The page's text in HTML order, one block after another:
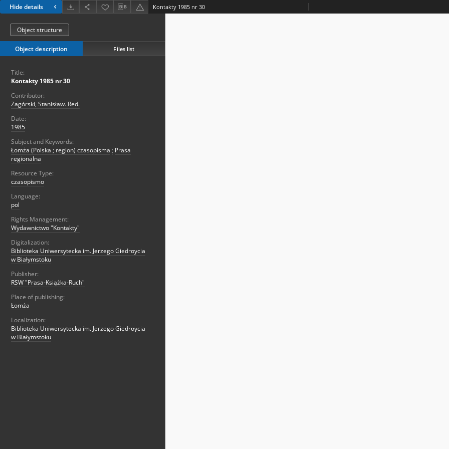
Hide details Kontakty 1985 nr 30
Object structure
Object description Files list
Title:
Kontakty 1985 nr 30
Contributor:
Zagórski, Stanisław. Red.
Date:
1985
Subject and Keywords:
Łomża (Polska ; region) czasopisma ; Prasa
regionalna
Resource Type:
czasopismo
Language:
pol
Rights Management:
Wydawnictwo "Kontakty"
Digitalization:
Biblioteka Uniwersytecka im. Jerzego Giedroycia
w Białymstoku
Publisher:
RSW "Prasa-Książka-Ruch"
Place of publishing:
Łomża
Localization:
Biblioteka Uniwersytecka im. Jerzego Giedroycia
w Białymstoku